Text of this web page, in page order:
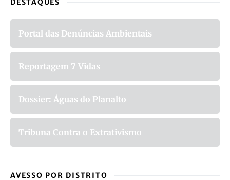
Portal das Denúncias Ambientais
Reportagem 7 Vidas
Dossier: Águas do Planalto
Tribuna Contra o Extrativismo
AVESSO POR DISTRITO